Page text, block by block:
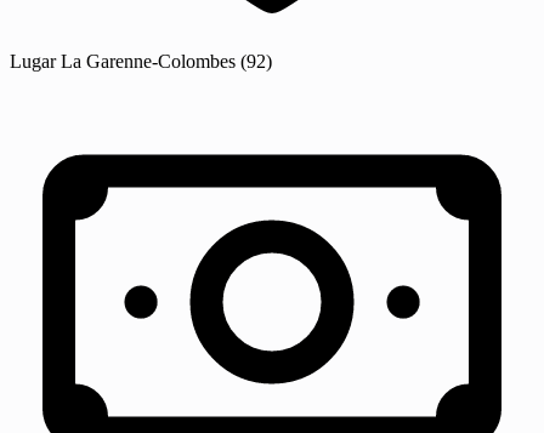
Lugar La Garenne-Colombes (92)